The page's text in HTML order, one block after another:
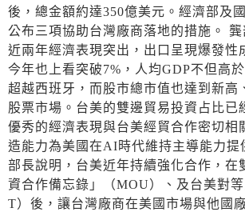
後，總金額約達350億美元。經濟部及
公布三項協助台灣廠商落地的措施。
近兩年經濟表現突出，出口呈現爆發性
今年也上看突破7%，人均GDP不但高
超越西班牙，而股市總市值也達到新高
股票市場。台美的雙邊貿易投資占比已
優秀的經濟表現與台美經貿合作密切相
造能力為美國在AI時代維持主導能力提
部長說明，台美近年持續強化合作，在
資合作備忘錄」（MOU）、及台美對
T）後，讓台灣廠商在美國市場與他國